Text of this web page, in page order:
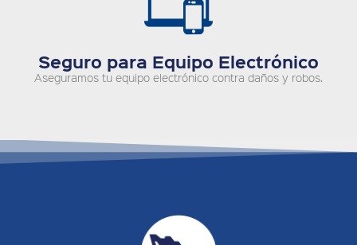
Seguro para Equipo Electrónico
Aseguramos tu equipo electrónico contra daños y robos.